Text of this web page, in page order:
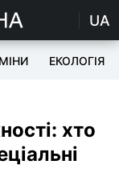
UA
ЕКОЛОГІЯ
хто